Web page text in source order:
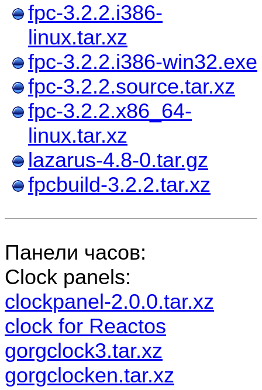
fpc-3.2.2.i386-
linux.tar.xz
fpc-3.2.2.i386-win32.exe
fpc-3.2.2.source.tar.xz
fpc-3.2.2.x86_64-
linux.tar.xz
lazarus-4.8-0.tar.gz
fpcbuild-3.2.2.tar.xz
Панели часов:
Clock panels:
clockpanel-2.0.0.tar.xz
clock for Reactos
gorgclock3.tar.xz
gorgclocken.tar.xz